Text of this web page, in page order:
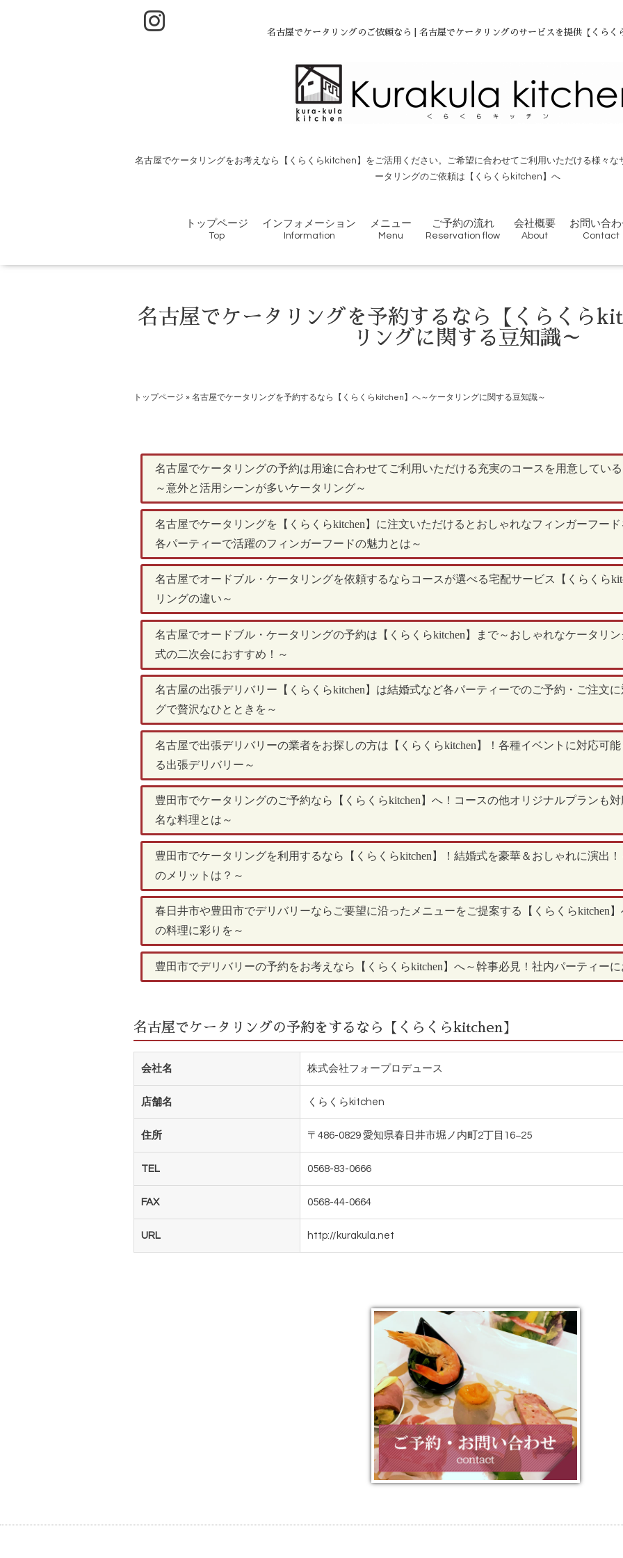
名古屋でケータリングのご依頼なら | 名古屋でケータリングのサービスを提供【くらく
名古屋でケータリングをお考えなら【くらくらkitchen】をご活用ください。ご希望に合わせてご利用いただける様々
ータリングのご依頼は【くらくらkitchen】へ
トップページ インフォメーション メニュー ご予約の流れ 会社概要 お問い合
名古屋でケータリングを予約するなら【くらくら
リングに関する豆知識～
トップページ » 名古屋でケータリングを予約するなら【くらくらkitchen】へ～ケータリングに関する豆知識～
名古屋でケータリングの予約は用途に合わせてご利用いただける充実のコースを用意してい
～意外と活用シーンが多いケータリング～
名古屋でケータリングを【くらくらkitchen】に注文いただけるとおしゃれなフィンガーフー
各パーティーで活躍のフィンガーフードの魅力とは～
名古屋でオードブル・ケータリングを依頼するならコースが選べる宅配サービス【くらくら
リングの違い～
名古屋でオードブル・ケータリングの予約は【くらくらkitchen】まで～おしゃれなケータリ
式の二次会におすすめ！～
名古屋の出張デリバリー【くらくらkitchen】は結婚式など各パーティーでのご予約・ご注文
グで贅沢なひとときを～
名古屋で出張デリバリーの業者をお探しの方は【くらくらkitchen】！各種イベントに対応可
る出張デリバリー～
豊田市でケータリングのご予約なら【くらくらkitchen】へ！コースの他オリジナルプランも
名な料理とは～
豊田市でケータリングを利用するなら【くらくらkitchen】！結婚式を豪華＆おしゃれに演出
のメリットは？～
春日井市や豊田市でデリバリーならご要望に沿ったメニューをご提案する【くらくらkitchen
の料理に彩りを～
豊田市でデリバリーの予約をお考えなら【くらくらkitchen】へ～幹事必見！社内パーティー
名古屋でケータリングの予約をするなら【くらくらkitchen】
会社名 株式会社フォープロデュース
店舗名 くらくらkitchen
住所 〒486-0829 愛知県春日井市堀ノ内町2丁目16−25
TEL 0568-83-0666
FAX 0568-44-0664
URL http://kurakula.net